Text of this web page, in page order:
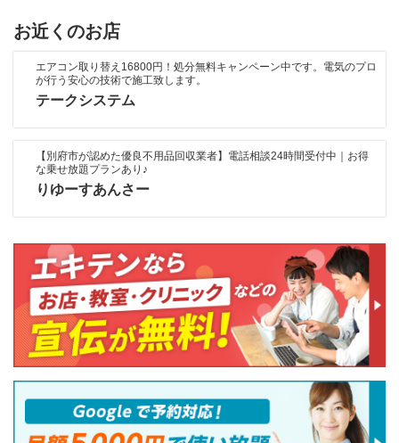
お近くのお店
エアコン取り替え16800円！処分無料キャンペーン中です。電気のプロ
が行う安心の技術で施工致します。
テークシステム
【別府市が認めた優良不用品回収業者】電話相談24時間受付中｜お得
な乗せ放題プランあり♪
りゆーすあんさー